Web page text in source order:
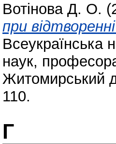
Вотінова Д. О.
при
Всеукраїнська
наук,
Житомирський
110.
Г